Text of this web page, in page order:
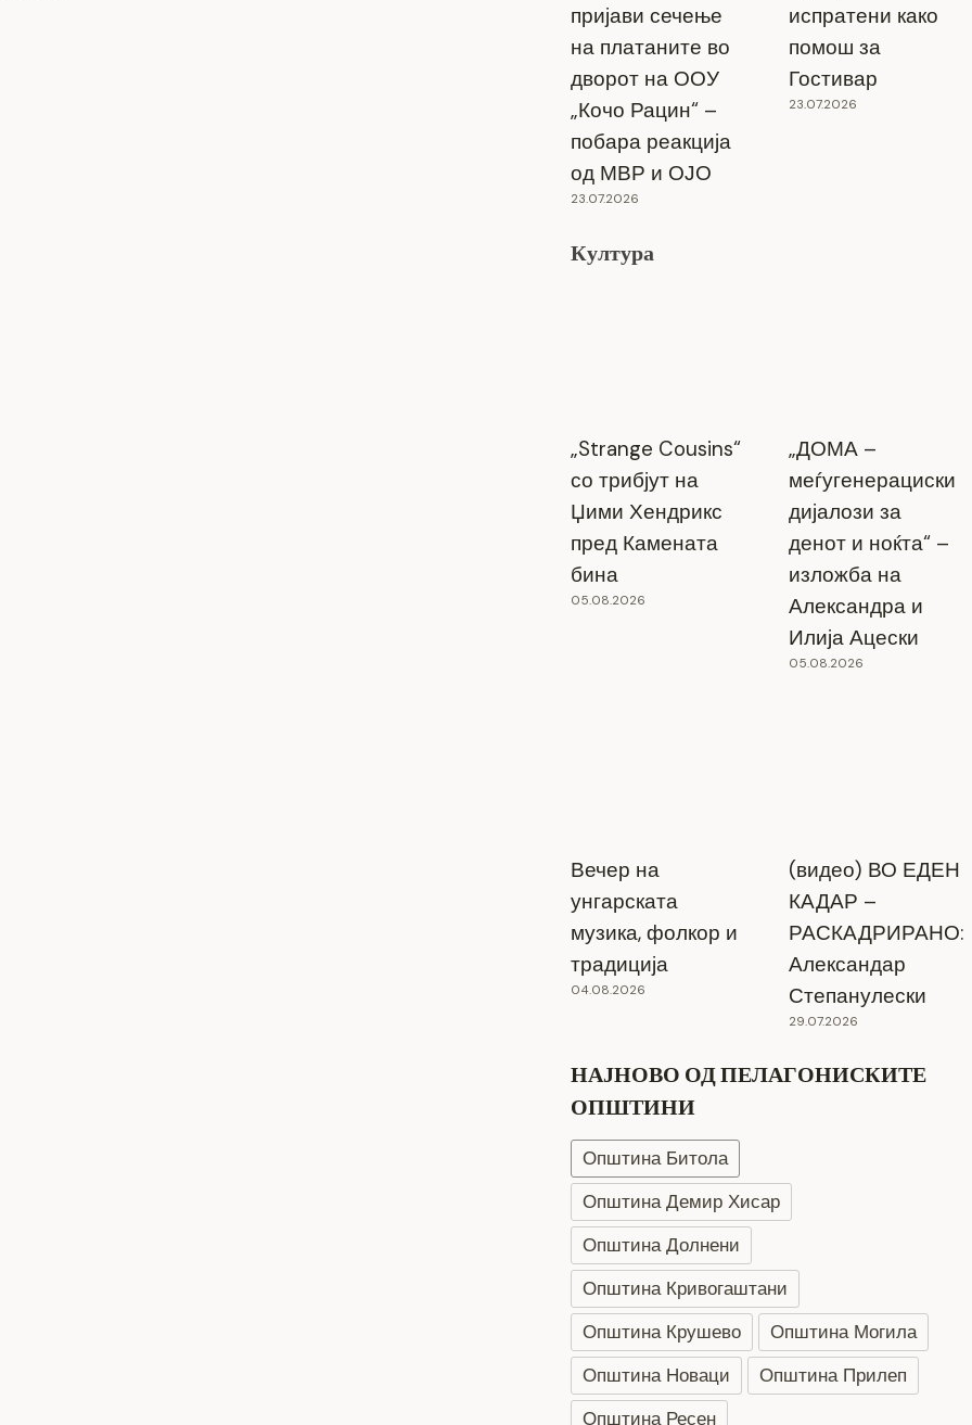
пријави сечење
на платаните во
дворот на ООУ
„Кочо Рацин“ –
побара реакција
од МВР и ОЈО
23.07.2026
испратени како
помош за
Гостивар
23.07.2026
Култура
„Strange Cousins“
со трибјут на
Џими Хендрикс
пред Камената
бина
05.08.2026
„ДОМА –
меѓугенерациски
дијалози за
денот и ноќта“ –
изложба на
Александра и
Илија Ацески
05.08.2026
Вечер на
унгарската
музика, фолкор и
традиција
04.08.2026
(видео) ВО ЕДЕН
КАДАР –
РАСКАДРИРАНО:
Александар
Степанулески
29.07.2026
НАЈНОВО ОД ПЕЛАГОНИСКИТЕ
ОПШТИНИ
Општина Битола
Општина Демир Хисар
Општина Долнени
Општина Кривогаштани
Општина Крушево
Општина Могила
Општина Новаци
Општина Прилеп
Општина Ресен